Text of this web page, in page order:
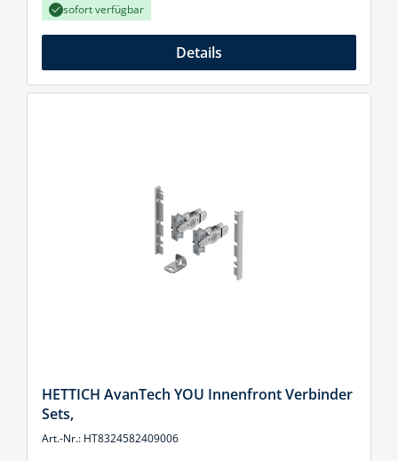
sofort verfügbar
Details
HETTICH AvanTech YOU Innenfront Verbinder
Sets,
Art.-Nr.: HT8324582409006